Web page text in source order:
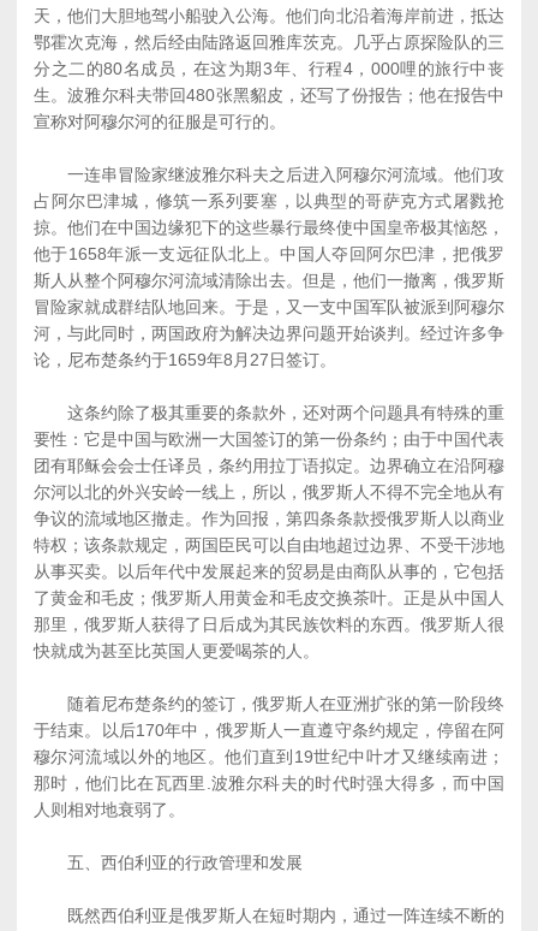
天，他们大胆地驾小船驶入公海。他们向北沿着海岸前进，抵达
鄂霍次克海，然后经由陆路返回雅库茨克。几乎占原探险队的三
分之二的80名成员，在这为期3年、行程4，000哩的旅行中丧
生。波雅尔科夫带回480张黑貂皮，还写了份报告；他在报告中
宣称对阿穆尔河的征服是可行的。
一连串冒险家继波雅尔科夫之后进入阿穆尔河流域。他们攻
占阿尔巴津城，修筑一系列要塞，以典型的哥萨克方式屠戮抢
掠。他们在中国边缘犯下的这些暴行最终使中国皇帝极其恼怒，
他于1658年派一支远征队北上。中国人夺回阿尔巴津，把俄罗
斯人从整个阿穆尔河流域清除出去。但是，他们一撤离，俄罗斯
冒险家就成群结队地回来。于是，又一支中国军队被派到阿穆尔
河，与此同时，两国政府为解决边界问题开始谈判。经过许多争
论，尼布楚条约于1659年8月27日签订。
这条约除了极其重要的条款外，还对两个问题具有特殊的重
要性：它是中国与欧洲一大国签订的第一份条约；由于中国代表
团有耶稣会会士任译员，条约用拉丁语拟定。边界确立在沿阿穆
尔河以北的外兴安岭一线上，所以，俄罗斯人不得不完全地从有
争议的流域地区撤走。作为回报，第四条条款授俄罗斯人以商业
特权；该条款规定，两国臣民可以自由地超过边界、不受干涉地
从事买卖。以后年代中发展起来的贸易是由商队从事的，它包括
了黄金和毛皮；俄罗斯人用黄金和毛皮交换茶叶。正是从中国人
那里，俄罗斯人获得了日后成为其民族饮料的东西。俄罗斯人很
快就成为甚至比英国人更爱喝茶的人。
随着尼布楚条约的签订，俄罗斯人在亚洲扩张的第一阶段终
于结束。以后170年中，俄罗斯人一直遵守条约规定，停留在阿
穆尔河流域以外的地区。他们直到19世纪中叶才又继续南进；
那时，他们比在瓦西里.波雅尔科夫的时代时强大得多，而中国
人则相对地衰弱了。
五、西伯利亚的行政管理和发展
既然西伯利亚是俄罗斯人在短时期内，通过一阵连续不断的